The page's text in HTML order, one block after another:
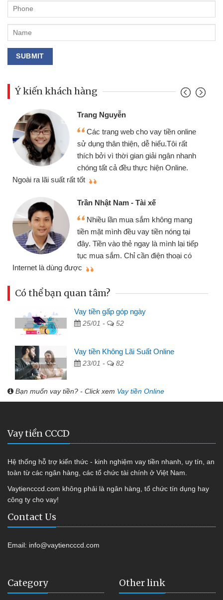
Ý kiến khách hàng
Trang Nguyễn
Các trang web cho vay tiền online
sử dụng thân thiện, dễ hiểu.Tôi rất
thích bởi vì thời gian giải ngân nhanh
chóng tất cả đều thực hiện Online.
Ngoài ra lãi suất rất tốt
Trần Nhật Nam - Tài xế
Nhiều lần mua sắm không mang
tiền mặt mình đều vay tiền nóng tại
đây. Tiền vào thẻ ngay là mình lại tiếp
tục mua sắm. Chỉ cần điện thoại có
Internet là dùng được
Có thể bạn quan tâm?
Vay tiền gấp góp ngày
25/01 - 52
Vay tiền Không Lãi Suất Online
23/01 - 82
Bạn muốn vay tiền? - Click xem Vay tiền Online
Vay tiền CCCD
Hệ thống hỗ trợ kiến thức - kinh nghiệm vay tiền nhanh, uy tín, an
toàn từ các ngân hàng, các tổ chức tài chính ở Việt Nam.
Vaytiencccd.com không phải là ngân hàng, tổ chức tín dụng hay
công ty cho vay!
Contact Us
Email: info@vaytiencccd.com
Category Other link